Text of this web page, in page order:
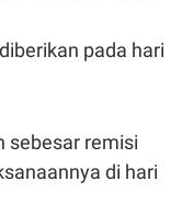
pada hari
sebesar remisi
di hari